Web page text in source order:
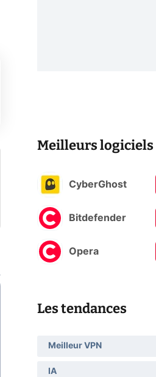
Meilleurs logiciels
CyberGhost
Bitdefender
Opera
Les tendances
Meilleur VPN
IA